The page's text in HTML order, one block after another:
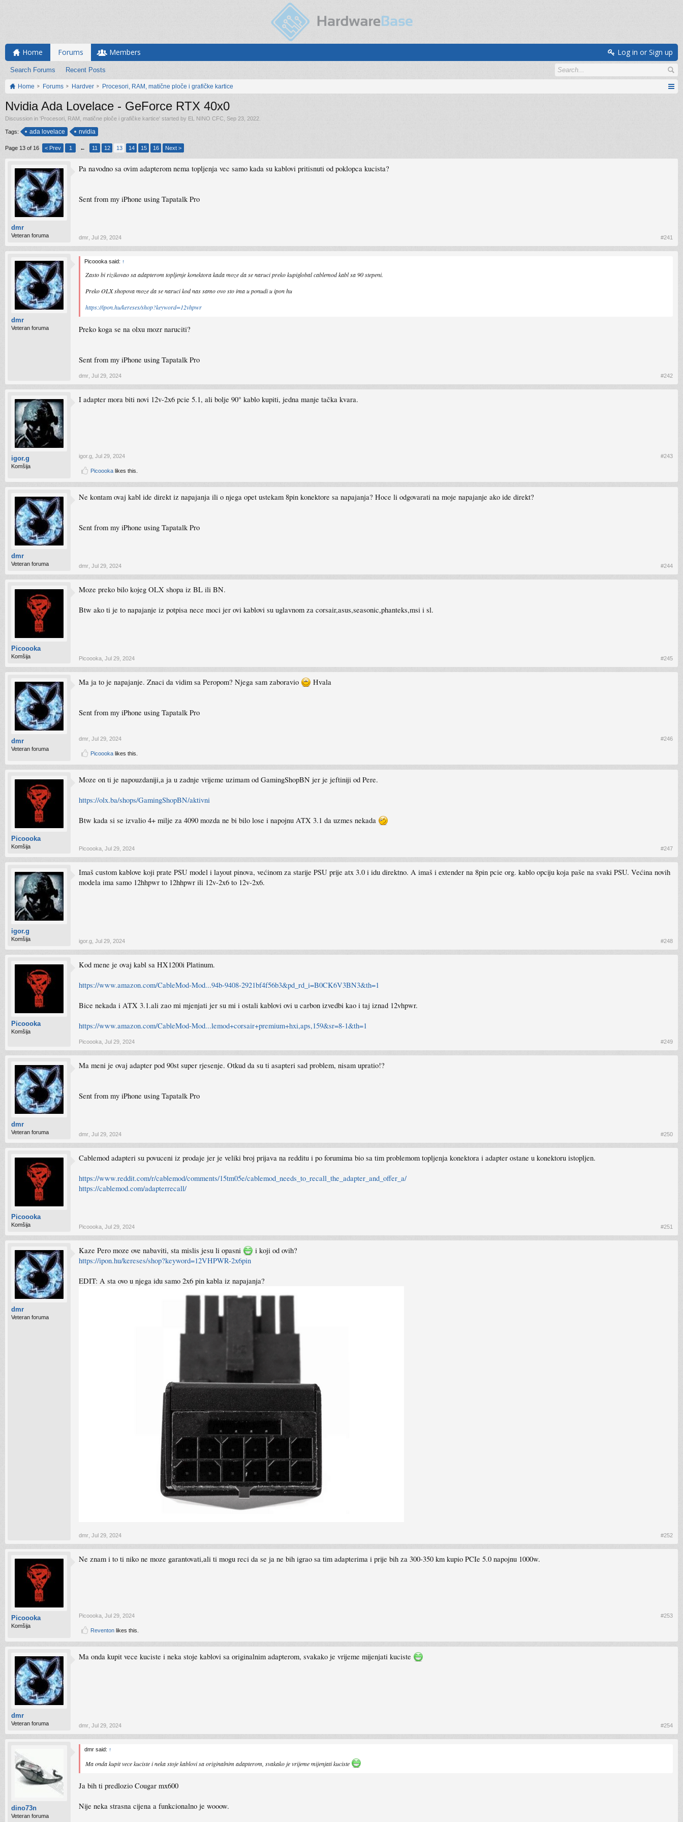
Home Forums
Search Forums Recent Posts
Members Log in or Sign up
Home Forums Hardver Procesori, RAM, matične ploče i grafičke kartice
Nvidia Ada Lovelace - GeForce RTX 40x0
Discussion in 'Procesori, RAM, matične ploče i grafičke kartice' started by EL NINO CFC Sep 23, 2022
Tags: ada lovelace nvidia
Page 13 of 16 < Prev 1 ← 11 12 13 14 15 16 Next >
dmr
Veteran foruma
Pa navodno sa ovim adapterom nema topljenja vec samo kada su kablovi pritisnuti od poklopca kucista?
Sent from my iPhone using Tapatalk Pro
dmr Jul 29, 2024 #241
dmr
Veteran foruma
Picoooka said: ↑
Zasto bi rizikovao sa adapterom topljenje konektora kada moze da se naruci preko kupiglobal cablemod kabl sa 90 stepeni.
Preko OLX shopova moze da se naruci kod nas samo ovo sto ima u ponudi u ipon hu
https://ipon.hu/kereses/shop?keyword=12vhpwr
Preko koga se na olxu mozr naruciti?
Sent from my iPhone using Tapatalk Pro
dmr Jul 29, 2024 #242
igor.g
Komšija
I adapter mora biti novi 12v-2x6 pcie 5.1, ali bolje 90° kablo kupiti, jedna manje tačka kvara.
igor.g Jul 29, 2024 #243
Picoooka likes this.
dmr
Veteran foruma
Ne kontam ovaj kabl ide direkt iz napajanja ili o njega opet ustekam 8pin konektore sa napajanja? Hoce li odgovarati na moje napajanje ako ide direkt?
Sent from my iPhone using Tapatalk Pro
dmr Jul 29, 2024 #244
Picoooka
Komšija
Moze preko bilo kojeg OLX shopa iz BL ili BN.
Btw ako ti je to napajanje iz potpisa nece moci jer ovi kablovi su uglavnom za corsair,asus,seasonic,phanteks,msi i sl.
Picoooka Jul 29, 2024 #245
dmr
Veteran foruma
Ma ja to je napajanje. Znaci da vidim sa Peropom? Njega sam zaboravio Hvala
Sent from my iPhone using Tapatalk Pro
dmr Jul 29, 2024 #246
Picoooka likes this.
Picoooka
Komšija
Moze on ti je napouzdaniji,a ja u zadnje vrijeme uzimam od GamingShopBN jer je jeftiniji od Pere.
https://olx.ba/shops/GamingShopBN/aktivni
Btw kada si se izvalio 4+ milje za 4090 mozda ne bi bilo lose i napojnu ATX 3.1 da uzmes nekada
Picoooka Jul 29, 2024 #247
igor.g
Komšija
Imaš custom kablove koji prate PSU model i layout pinova, većinom za starije PSU prije atx 3.0 i idu direktno. A imaš i extender na 8pin pcie org. kablo opciju koja paše na svaki PSU. Većina novih
modela ima samo 12hhpwr to 12hhpwr ili 12v-2x6 to 12v-2x6.
igor.g Jul 29, 2024 #248
Picoooka
Komšija
Kod mene je ovaj kabl sa HX1200i Platinum.
https://www.amazon.com/CableMod-Mod...94b-9408-2921bf4f56b3&pd_rd_i=B0CK6V3BN3&th=1
Bice nekada i ATX 3.1.ali zao mi mjenjati jer su mi i ostali kablovi ovi u carbon izvedbi kao i taj iznad 12vhpwr.
https://www.amazon.com/CableMod-Mod...lemod+corsair+premium+hxi,aps,159&sr=8-1&th=1
Picoooka Jul 29, 2024 #249
dmr
Veteran foruma
Ma meni je ovaj adapter pod 90st super rjesenje. Otkud da su ti asapteri sad problem, nisam upratio!?
Sent from my iPhone using Tapatalk Pro
dmr Jul 29, 2024 #250
Picoooka
Komšija
Cablemod adapteri su povuceni iz prodaje jer je veliki broj prijava na redditu i po forumima bio sa tim problemom topljenja konektora i adapter ostane u konektoru istopljen.
https://www.reddit.com/r/cablemod/comments/15tm05e/cablemod_needs_to_recall_the_adapter_and_offer_a/
https://cablemod.com/adapterrecall/
Picoooka Jul 29, 2024 #251
dmr
Veteran foruma
Kaze Pero moze ove nabaviti, sta mislis jesu li opasni
i koji od ovih?
https://ipon.hu/kereses/shop?keyword=12VHPWR-2x6pin
EDIT: A sta ovo u njega idu samo 2x6 pin kabla iz napajanja?
dmr Jul 29, 2024 #252
Picoooka
Komšija
Ne znam i to ti niko ne moze garantovati,ali ti mogu reci da se ja ne bih igrao sa tim adapterima i prije bih za 300-350 km kupio PCIe 5.0 napojnu 1000w.
Picoooka Jul 29, 2024 #253
Reventon likes this.
dmr
Veteran foruma
Ma onda kupit vece kuciste i neka stoje kablovi sa originalnim adapterom, svakako je vrijeme mijenjati kuciste
dmr Jul 29, 2024 #254
dino73n
Veteran foruma
dmr said: ↑
Ma onda kupit vece kuciste i neka stoje kablovi sa originalnim adapterom, svakako je vrijeme mijenjati kuciste
Ja bih ti predlozio Cougar mx600
Nije neka strasna cijena a funkcionalno je wooow.